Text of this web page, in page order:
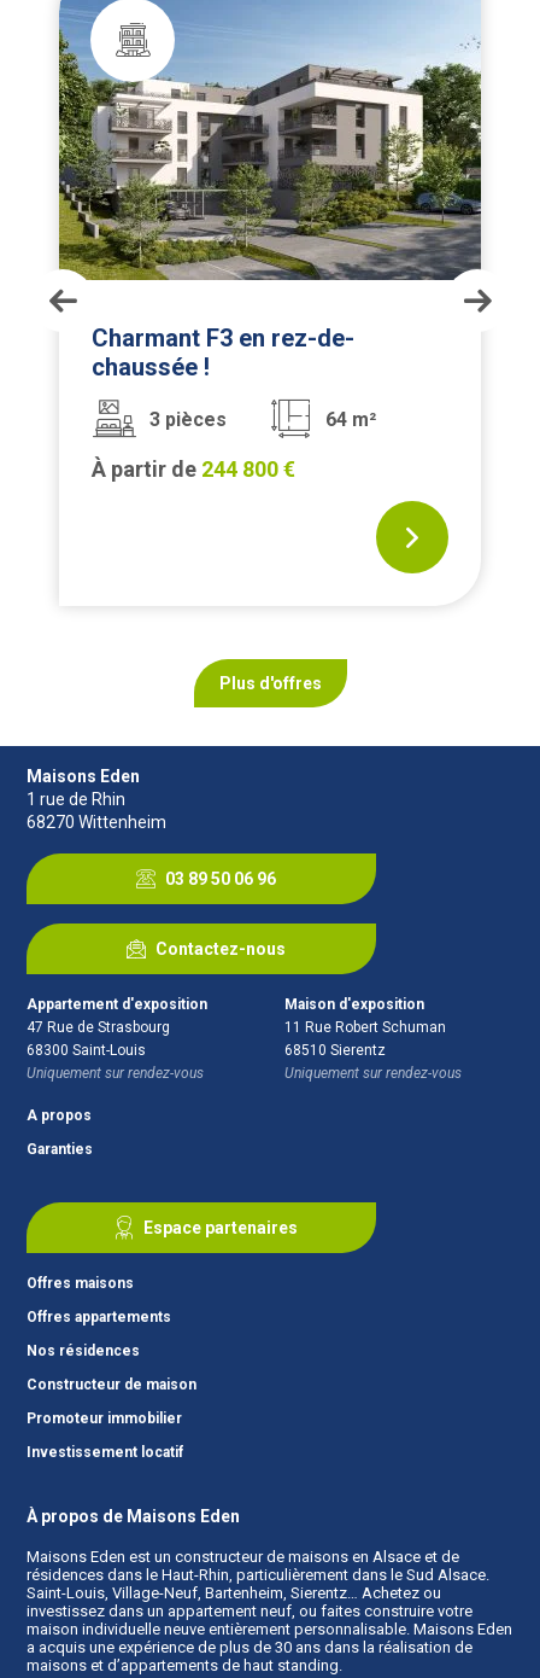
Le domaine d'éden à SOULTZMATT
Charmant F3 en rez-de-
chaussée !
3 pièces 64 m²
À partir de 244 800 €
Plus d'offres
Maisons Eden
1 rue de Rhin
68270 Wittenheim
03 89 50 06 96
Contactez-nous
Appartement d'exposition
47 Rue de Strasbourg
68300 Saint-Louis
Uniquement sur rendez-vous
Maison d'exposition
11 Rue Robert Schuman
68510 Sierentz
Uniquement sur rendez-vous
A propos
Garanties
Espace partenaires
Offres maisons
Offres appartements
Nos résidences
Constructeur de maison
Promoteur immobilier
Investissement locatif
À propos de Maisons Eden
Maisons Eden est un constructeur de maisons en Alsace et de
résidences dans le Haut-Rhin, particulièrement dans le Sud Alsace.
Saint-Louis, Village-Neuf, Bartenheim, Sierentz… Achetez ou
investissez dans un appartement neuf, ou faites construire votre
maison individuelle neuve entièrement personnalisable. Maisons Eden
a acquis une expérience de plus de 30 ans dans la réalisation de
maisons et d’appartements de haut standing.